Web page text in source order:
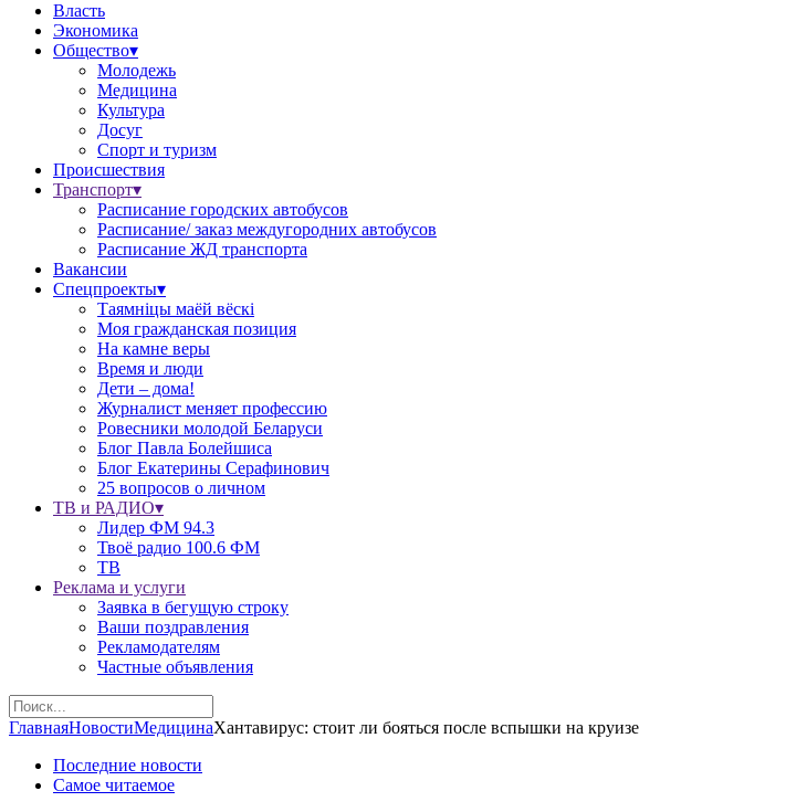
Власть
Экономика
Общество▾
Молодежь
Медицина
Культура
Досуг
Спорт и туризм
Происшествия
Транспорт▾
Расписание городских автобусов
Расписание/ заказ междугородних автобусов
Расписание ЖД транспорта
Вакансии
Спецпроекты▾
Таямніцы маёй вёскі
Моя гражданская позиция
На камне веры
Время и люди
Дети – дома!
Журналист меняет профессию
Ровесники молодой Беларуси
Блог Павла Болейшиса
Блог Екатерины Серафинович
25 вопросов о личном
ТВ и РАДИО▾
Лидер ФМ 94.3
Твоё радио 100.6 ФМ
ТВ
Реклама и услуги
Заявка в бегущую строку
Ваши поздравления
Рекламодателям
Частные объявления
ГлавнаяНовостиМедицинаХантавирус: стоит ли бояться после вспышки на круизе
Последние новости
Самое читаемое